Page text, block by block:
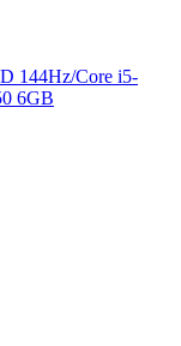
144Hz/Core i5-
6GB